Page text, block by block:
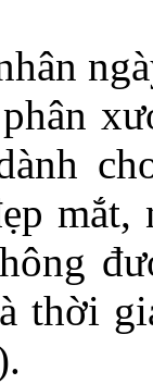
mắt,
thời